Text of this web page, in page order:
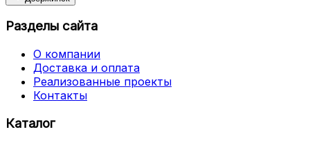
Разделы сайта
О компании
Доставка и оплата
Реализованные проекты
Контакты
Каталог